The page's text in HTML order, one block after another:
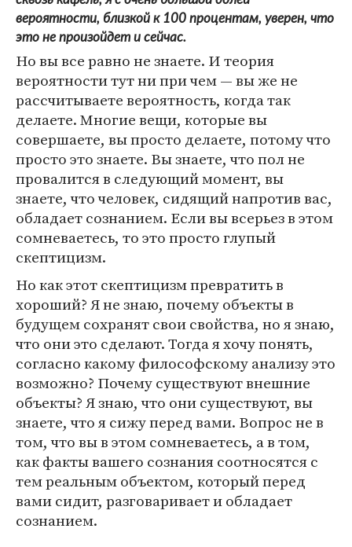
вероятности, близкой к 100 процентам, уверен, что
это не произойдет и сейчас.
Но вы все равно не знаете. И теория
вероятности тут ни при чем — вы же не
рассчитываете вероятность, когда так
делаете. Многие вещи, которые вы
совершаете, вы просто делаете, потому что
просто это знаете. Вы знаете, что пол не
провалится в следующий момент, вы
знаете, что человек, сидящий напротив вас,
обладает сознанием. Если вы всерьез в этом
сомневаетесь, то это просто глупый
скептицизм.
Но как этот скептицизм превратить в
хороший? Я не знаю, почему объекты в
будущем сохранят свои свойства, но я знаю,
что они это сделают. Тогда я хочу понять,
согласно какому философскому анализу это
возможно? Почему существуют внешние
объекты? Я знаю, что они существуют, вы
знаете, что я сижу перед вами. Вопрос не в
том, что вы в этом сомневаетесь, а в том,
как факты вашего сознания соотносятся с
тем реальным объектом, который перед
вами сидит, разговаривает и обладает
сознанием.